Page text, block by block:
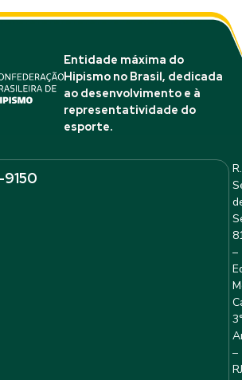
Entidade máxima do
Hipismo no Brasil, dedicada
ao desenvolvimento e à
representatividade do
esporte.
9150
R.
–
–
RJ